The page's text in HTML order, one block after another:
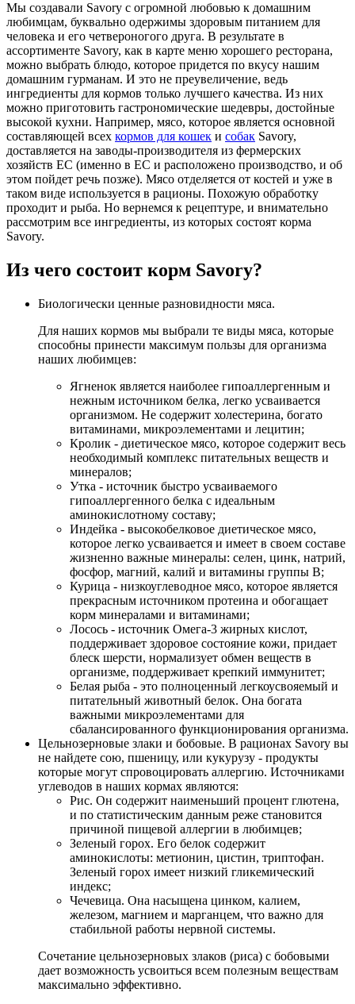
Мы создавали Savory с огромной любовью к домашним
любимцам, буквально одержимы здоровым питанием для
человека и его четвероногого друга. В результате в
ассортименте Savory, как в карте меню хорошего ресторана,
можно выбрать блюдо, которое придется по вкусу нашим
домашним гурманам. И это не преувеличение, ведь
ингредиенты для кормов только лучшего качества. Из них
можно приготовить гастрономические шедевры, достойные
высокой кухни. Например, мясо, которое является основной
составляющей всех кормов для кошек и собак Savory,
доставляется на заводы-производителя из фермерских
хозяйств ЕС (именно в ЕС и расположено производство, и об
этом пойдет речь позже). Мясо отделяется от костей и уже в
таком виде используется в рационы. Похожую обработку
проходит и рыба. Но вернемся к рецептуре, и внимательно
рассмотрим все ингредиенты, из которых состоят корма
Savory.
Из чего состоит корм Savory?
Биологически ценные разновидности мяса.
Для наших кормов мы выбрали те виды мяса, которые
способны принести максимум пользы для организма
наших любимцев:
Ягненок является наиболее гипоаллергенным и
нежным источником белка, легко усваивается
организмом. Не содержит холестерина, богато
витаминами, микроэлементами и лецитин;
Кролик - диетическое мясо, которое содержит весь
необходимый комплекс питательных веществ и
минералов;
Утка - источник быстро усваиваемого
гипоаллергенного белка с идеальным
аминокислотному составу;
Индейка - высокобелковое диетическое мясо,
которое легко усваивается и имеет в своем составе
жизненно важные минералы: селен, цинк, натрий,
фосфор, магний, калий и витамины группы B;
Курица - низкоуглеводное мясо, которое является
прекрасным источником протеина и обогащает
корм минералами и витаминами;
Лосось - источник Омега-3 жирных кислот,
поддерживает здоровое состояние кожи, придает
блеск шерсти, нормализует обмен веществ в
организме, поддерживает крепкий иммунитет;
Белая рыба - это полноценный легкоусвояемый и
питательный животный белок. Она богата
важными микроэлементами для
сбалансированного функционирования организма.
Цельнозерновые злаки и бобовые. В рационах Savory вы
не найдете сою, пшеницу, или кукурузу - продукты
которые могут спровоцировать аллергию. Источниками
углеводов в наших кормах являются:
Рис. Он содержит наименьший процент глютена,
и по статистическим данным реже становится
причиной пищевой аллергии в любимцев;
Зеленый горох. Его белок содержит
аминокислоты: метионин, цистин, триптофан.
Зеленый горох имеет низкий гликемический
индекс;
Чечевица. Она насыщена цинком, калием,
железом, магнием и марганцем, что важно для
стабильной работы нервной системы.
Сочетание цельнозерновых злаков (риса) с бобовыми
дает возможность усвоиться всем полезным веществам
максимально эффективно.